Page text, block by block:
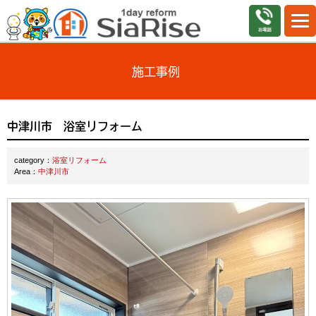
施工事例
中津川市 浴室リフォーム
category： 浴室リフォーム
Area： 中津川市